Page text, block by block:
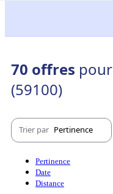
70 offres
(59100)
Trier par Pertinence
Pertinence
Date
Distance